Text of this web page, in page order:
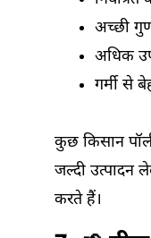
अच्छी
अधिक
गर्मी से
कुछ किसान
जल्दी उत्पादन
करते हैं।